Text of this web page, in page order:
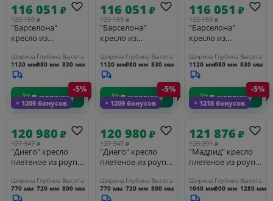
15052
116 051 ₽
122 159 ₽
"Барселона"
кресло из
ротанга, цвет
соломенный
Ширина
1120 мм
Глубина
980 мм
Высота
830 мм
В корзину
116 051 ₽
122 159 ₽
"Барселона"
кресло из
ротанга, цвет
бежевый
Ширина
1120 мм
Глубина
980 мм
Высота
830 мм
В корзину
116 051 ₽
122 159 ₽
"Барселона"
кресло из
ротанга, цвет
коричневый
Ширина
1120 мм
Глубина
980 мм
Высота
830 мм
В корзину
+ 1209 бонусов
-5%
120 980₽
127 347 ₽
"Диего" кресло
плетеное из роупа,
каркас алюминий
светло-серый
Ширина
770 мм
Глубина
720 мм
Высота
800 мм
+ 1209 бонусов
-5%
120 980₽
127 347 ₽
"Диего" кресло
плетеное из роупа,
каркас алюминий
светло-серый
Ширина
770 мм
Глубина
720 мм
Высота
800 мм
+ 1218 бонусов
-5%
121 876₽
128 291 ₽
"Мадрид" кресло
плетеное из роупа,
темно-серый
(RAL7024) муар,
Ширина
1040 мм
Глубина
800 мм
Высота
1280 мм